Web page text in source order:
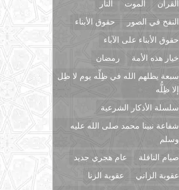
القرآن
الموت
النار
النفخ في الصور
حقوق الأبناء
حقوق الأبناء على الآباء
خيار هذه الأمة
رمضان
سبعة يظلهم الله في ظِلِّه يوم لا ظِل
إلا ظِلُّه
سلسلة الأذكار الشرعية
شفاعة نبينا محمد صلى الله عليه
وسلم
صيام النافلة
عام هجري جديد
عقوبة الزاني
عقوبة الزنا